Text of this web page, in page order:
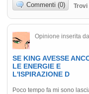
Commenti (0) Trovi
Opinione inserita da
SE KING AVESSE
LE ENERGIE E
L'ISPIRAZIONE D
Poco tempo fa mi sono